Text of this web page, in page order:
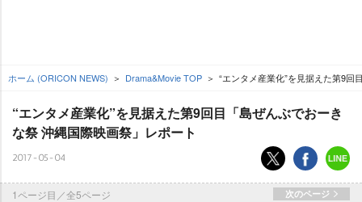
ホーム (ORICON NEWS) Drama&Movie TOP “エンタメ産業化”を見据えた第9
“エンタメ産業化”を見据えた第9回目「島ぜんぶでおーき
な祭 沖縄国際映画祭」レポート
2017-05-04
1ページ目／全5ページ 次のページ